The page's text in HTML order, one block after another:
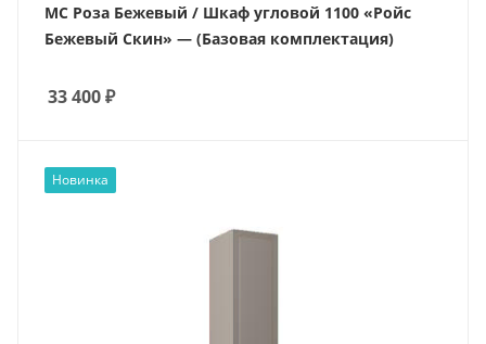
МС Роза Бежевый / Шкаф угловой 1100 «Ройс
Бежевый Скин» — (Базовая комплектация)
33 400₽
Новинка